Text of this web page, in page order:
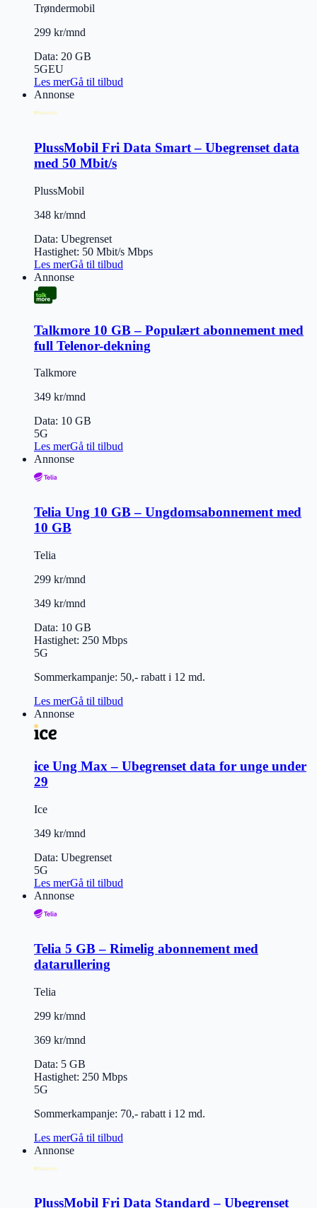
Trøndermobil
299 kr/mnd
Data: 20 GB
5GEU
Les merGå til tilbud
Annonse
PlussMobil Fri Data Smart – Ubegrenset data
med 50 Mbit/s
PlussMobil
348 kr/mnd
Data: Ubegrenset
Hastighet: 50 Mbit/s Mbps
Les merGå til tilbud
Annonse
Talkmore 10 GB – Populært abonnement med
full Telenor-dekning
Talkmore
349 kr/mnd
Data: 10 GB
5G
Les merGå til tilbud
Annonse
Telia Ung 10 GB – Ungdomsabonnement med
10 GB
Telia
299 kr/mnd
349 kr/mnd
Data: 10 GB
Hastighet: 250 Mbps
5G
Sommerkampanje: 50,- rabatt i 12 md.
Les merGå til tilbud
Annonse
ice Ung Max – Ubegrenset data for unge under
29
Ice
349 kr/mnd
Data: Ubegrenset
5G
Les merGå til tilbud
Annonse
Telia 5 GB – Rimelig abonnement med
datarullering
Telia
299 kr/mnd
369 kr/mnd
Data: 5 GB
Hastighet: 250 Mbps
5G
Sommerkampanje: 70,- rabatt i 12 md.
Les merGå til tilbud
Annonse
PlussMobil Fri Data Standard – Ubegrenset